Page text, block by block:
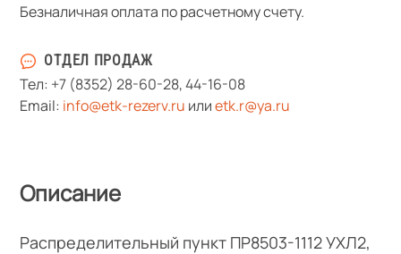
Безналичная оплата по расчетному счету.
ОТДЕЛ ПРОДАЖ
Тел: +7 (8352) 28-60-28,44-16-08
Email: info@etk-rezerv.ru илиetk.r@ya.ru
Описание
Распределительный пункт ПР8503-1112 УХЛ2,